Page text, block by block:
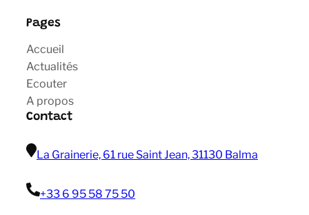
Pages
Accueil
Actualités
Ecouter
A propos
Contact
La Grainerie, 61 rue Saint Jean, 31130 Balma
+33 6 95 58 75 50